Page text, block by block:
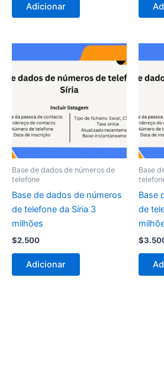
Adicionar
Base de dados de números de
telefone
Base de dados de números
de telefone da Síria 3
milhões
$2.500
Adicionar
Base
Base
de
$